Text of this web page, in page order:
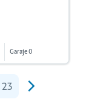
Garaje 0
23